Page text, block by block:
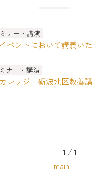
ナー・講演
ベントにおいて講義い
ナー・講演
レッジ 砺波地区教養
1 / 1
main